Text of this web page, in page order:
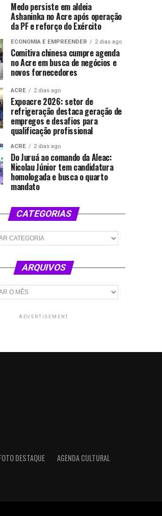
Medo persiste em aldeia
Ashaninka no Acre após operação
da PF e reforço do Exército
ECONOMIA E EMPREENDER 2 dias ago
Comitiva chinesa cumpre agenda
no Acre em busca de negócios e
novos fornecedores
ACRE 2 dias ago
Expoacre 2026: setor de
refrigeração destaca geração de
empregos e desafios para
qualificação profissional
ACRE 2 dias ago
Do Juruá ao comando da Aleac:
Nicolau Júnior tem candidatura
homologada e busca o quarto
mandato
CATEGORIAS
ARQUIVOS
ADVERTISEMENT
DESTAQUE
AGENDA CULTURAL